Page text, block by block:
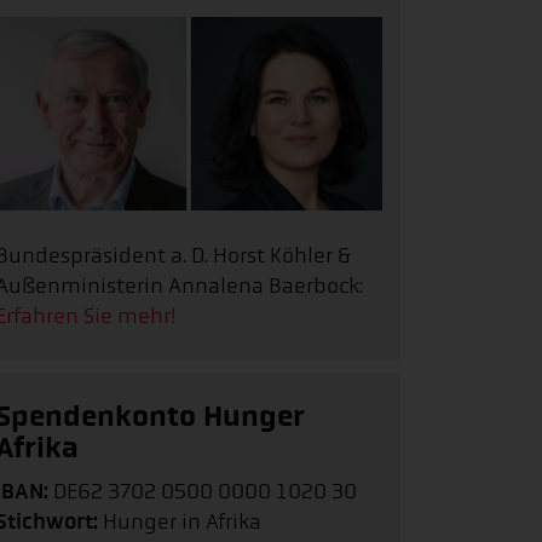
a. D. Horst Köhler &
Annalena Baerbock:
Sie mehr!
Hunger
DE62 3702 0500 0000 1020 30
Hunger in Afrika